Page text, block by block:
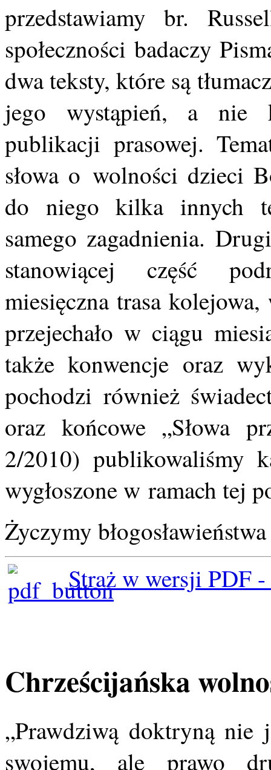
przedstawiamy br.
społeczności badaczy
dwa teksty, które są
jego wystąpień, a nie
publikacji prasowej.
słowa o wolności dzieci
do niego kilka innych
samego zagadnienia.
stanowiącej część
miesięczna trasa
przejechało w ciągu
także konwencje oraz
pochodzi również
oraz końcowe „Słowa
2/2010) publikowaliśmy
wygłoszone w ramach tej
Życzymy
Straż w wersji PDF
Chrześcijańska
„Prawdziwą doktryną nie
swojemu, ale prawo